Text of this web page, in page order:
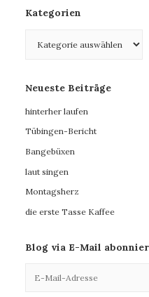
Kategorien
Neueste Beiträge
hinterher laufen
Tübingen-Bericht
Bangebüxen
laut singen
Montagsherz
die erste Tasse Kaffee
Blog via E-Mail
Mail-